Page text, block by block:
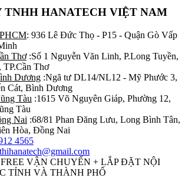
TNHH HANATECH VIỆT NAM
: 936 Lê Đức Thọ - P15 - Quận Gò Vấp
Thơ:Số 1 Nguyễn Văn Linh, P.Long Tuyền,
Thơ
Dương :Ngã tư DL14/NL12 - Mỹ Phước 3,
Cát, Bình Dương
Tàu :1615 Võ Nguyên Giáp, Phường 12,
Tàu
Nai :68/81 Phan Đăng Lưu, Long Bình Tân,
Hòa, Đồng Nai
4565
VẬN CHUYỂN + LẮP ĐẶT NỘI
TỈNH VÀ THÀNH PHỐ